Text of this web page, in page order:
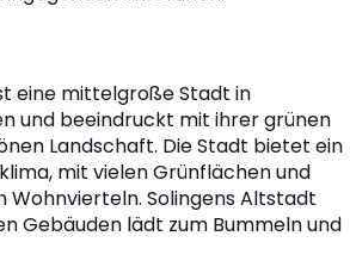
eine mittelgroße Stadt in
und beeindruckt mit ihrer grünen
Landschaft. Die Stadt bietet ein
mit vielen Grünflächen und
Wohnvierteln. Solingens Altstadt
Gebäuden lädt zum Bummeln und